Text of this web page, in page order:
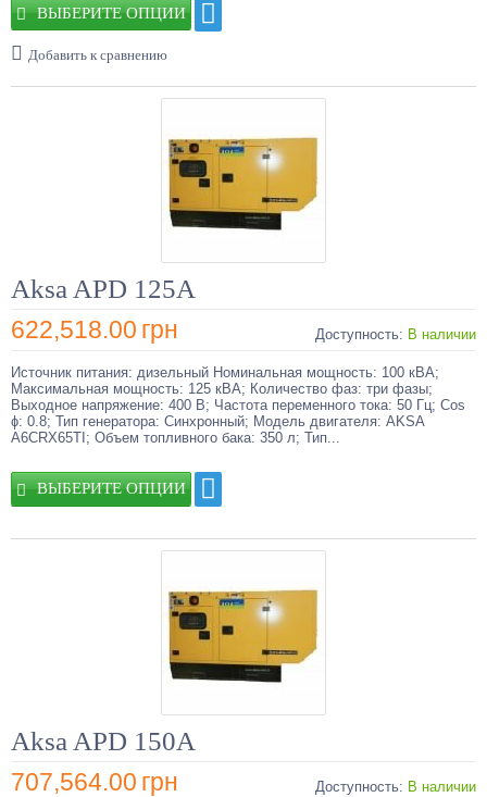
ВЫБЕРИТЕ ОПЦИИ
Добавить к сравнению
Aksa APD 125A
622,518.00 грн Доступность: В наличии
Источник питания: дизельный Номинальная мощность: 100 кВА;
Максимальная мощность: 125 кВА; Количество фаз: три фазы;
Выходное напряжение: 400 В; Частота переменного тока: 50 Гц; Cos
ɸ: 0.8; Тип генератора: Синхронный; Модель двигателя: AKSA
A6CRX65TI; Объем топливного бака: 350 л; Тип...
ВЫБЕРИТЕ ОПЦИИ
Aksa APD 150A
707,564.00 грн Доступность: В наличии